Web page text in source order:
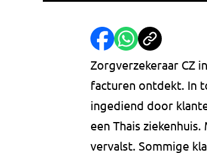
Zorgverzekeraar CZ
facturen ontdekt. In
ingediend door
een Thais
vervalst. Sommige